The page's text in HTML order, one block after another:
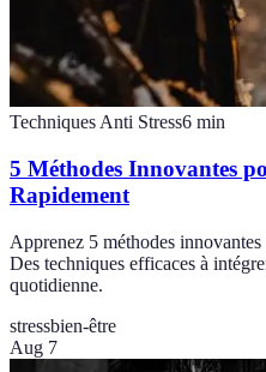
Techniques Anti Stress6 min
5 Méthodes Innovantes
Rapidement
Apprenez 5 méthodes
Des techniques efficaces à
quotidienne.
stressbien-être
Aug 7